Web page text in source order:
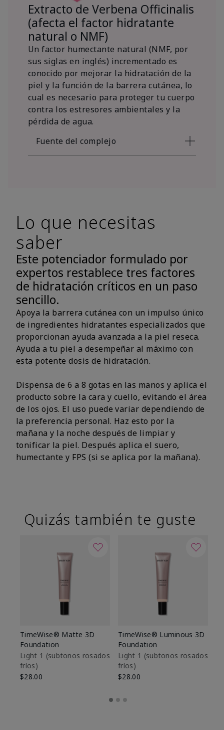
Extracto de Verbena Officinalis
(afecta el factor hidratante
natural o NMF)
Un factor humectante natural (NMF, por
sus siglas en inglés) incrementado es
conocido por mejorar la hidratación de la
piel y la función de la barrera cutánea, lo
cual es necesario para proteger tu cuerpo
contra los estresores ambientales y la
pérdida de agua.
Fuente del complejo
Lo que necesitas
saber
Este potenciador formulado por
expertos restablece tres factores
de hidratación críticos en un paso
sencillo.
Apoya la barrera cutánea con un impulso único
de ingredientes hidratantes especializados que
proporcionan ayuda avanzada a la piel reseca.
Ayuda a tu piel a desempeñar al máximo con
esta potente dosis de hidratación.
Dispensa de 6 a 8 gotas en las manos y aplica el
producto sobre la cara y cuello, evitando el área
de los ojos. El uso puede variar dependiendo de
la preferencia personal. Haz esto por la
mañana y la noche después de limpiar y
tonificar la piel. Después aplica el suero,
humectante y FPS (si se aplica por la mañana).
Quizás también te guste
TimeWise® Matte 3D
Foundation
Light 1​ (subtonos rosados
fríos)
$28.00
TimeWise® Luminous 3D
Foundation
Light 1​ (subtonos rosados
fríos)
$28.00